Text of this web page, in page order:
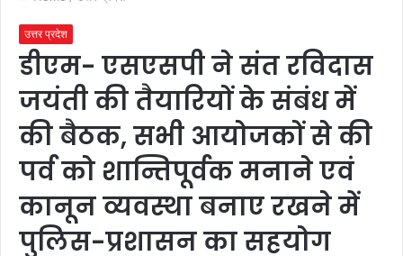
उत्तर प्रदेश
डीएम- एसएसपी ने संत रविदास
जयंती की तैयारियों के संबंध में
की बैठक, सभी आयोजकों से की
पर्व को शान्तिपूर्वक मनाने एवं
कानून व्यवस्था बनाए रखने में
पुलिस-प्रशासन का सहयोग